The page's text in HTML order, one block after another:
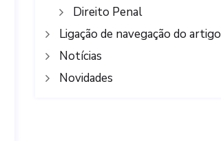
Direito Penal
Ligação de navegação do artigo
Notícias
Novidades